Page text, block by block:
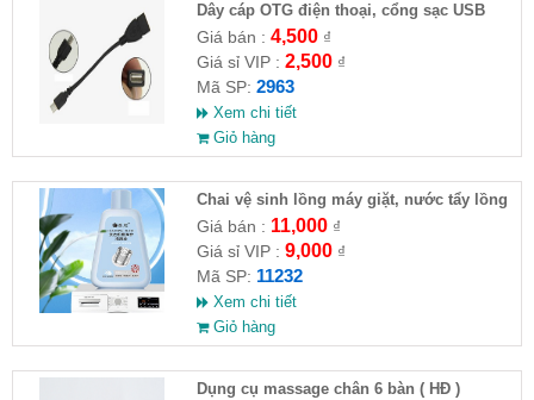
Dây cáp OTG điện thoại, cổng sạc USB
Giá bán : 4,500₫
Giá sỉ VIP : 2,500₫
Mã SP: 2963
Xem chi tiết
Giỏ hàng
Chai vệ sinh lồng máy giặt, nước tẩy lồng
máy giặt CLEANING FLUID
Giá bán : 11,000₫
Giá sỉ VIP : 9,000₫
Mã SP: 11232
Xem chi tiết
Giỏ hàng
Dụng cụ massage chân 6 bàn ( HĐ )